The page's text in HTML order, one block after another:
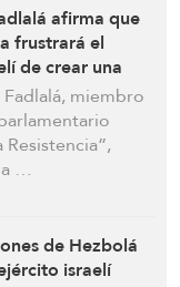
afirma que
frustrará el
de crear una
en el
Fadlalá, miembro
…
de Hezbolá
israelí